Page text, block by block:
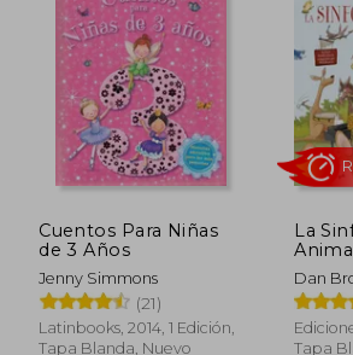
Cuentos Para Niñas
de 3 Años
Jenny Simmons
(21)
Latinbooks, 2014, 1 Edición,
Tapa Blanda, Nuevo
La
Dan
Tapa